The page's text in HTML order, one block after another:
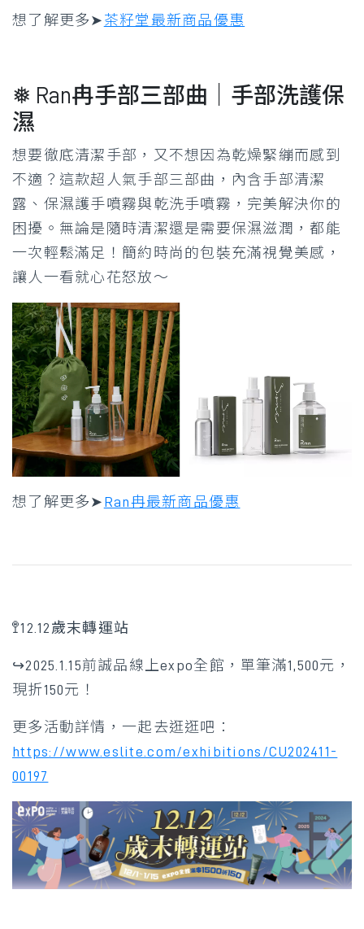
想了解更多➤ 茶籽堂最新商品優惠
❅ Ran冉手部三部曲｜手部洗護保
濕
想要徹底清潔手部，又不想因為乾燥緊繃而感到
不適？這款超人氣手部三部曲，內含手部清潔
露、保濕護手噴霧與乾洗手噴霧，完美解決你的
困擾。無論是隨時清潔還是需要保濕滋潤，都能
一次輕鬆滿足！簡約時尚的包裝充滿視覺美感，
讓人一看就心花怒放～
想了解更多➤ Ran冉最新商品優惠
🚏12.12歲末轉運站
↪︎2025.1.15前誠品線上expo全館，單筆滿1,500元，
現折150元！
更多活動詳情，一起去逛逛吧：
https://www.eslite.com/exhibitions/CU202411-
00197